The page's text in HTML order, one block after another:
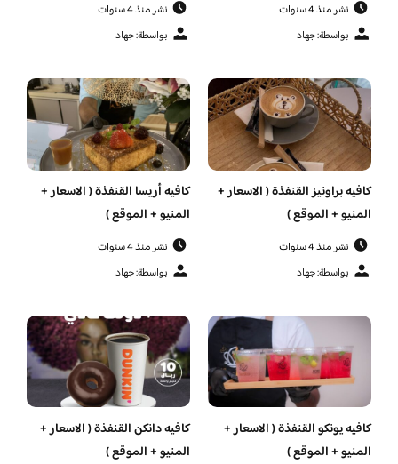
نشر منذ 4 سنوات
بواسطة: جهاد
نشر منذ 4 سنوات
بواسطة: جهاد
كافيه براونيز القنفذة ( الاسعار +
المنيو + الموقع )
نشر منذ 4 سنوات
بواسطة: جهاد
كافيه أريسا القنفذة ( الاسعار +
المنيو + الموقع )
نشر منذ 4 سنوات
بواسطة: جهاد
كافيه يونكو القنفذة ( الاسعار +
المنيو + الموقع )
كافيه دانكن القنفذة ( الاسعار +
المنيو + الموقع )